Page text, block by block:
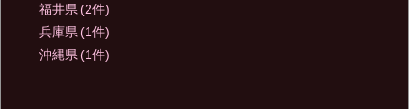
福井県 (2件)
兵庫県 (1件)
沖縄県 (1件)